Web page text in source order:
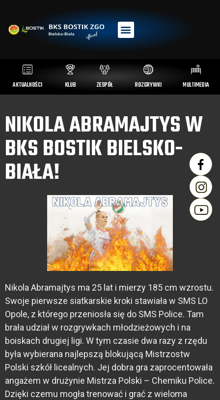
AKTUALNOŚCI KLUB ZESPÓŁ ROZGRYWKI MULTIMEDIA
NIKOLA ABRAMAJTYS W
BKS BOSTIK BIELSKO-
BIAŁA!
Nikola Abramajtys ma 25 lat i mierzy 185 cm wzrostu.
Swoje pierwsze siatkarskie kroki stawiała w SMS LO
Opole, z którego przeniosła się do SMS Police. Tam
brała udział w rozgrywkach młodzieżowych i na
boiskach drugiej ligi. W tym czasie dwa razy z rzędu
była wybierana najlepszą blokującą Mistrzostw
Polski szkół licealnych. Jej dobra gra zaprocentowała
angażem w drużynie Mistrza Polski – Chemiku Police.
Dzięki czemu mogła trenować i grać z wieloma